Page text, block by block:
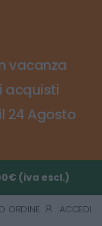
vacanza
acquisti
24 Agosto
(iva escl.)
ORDINE ACCEDI